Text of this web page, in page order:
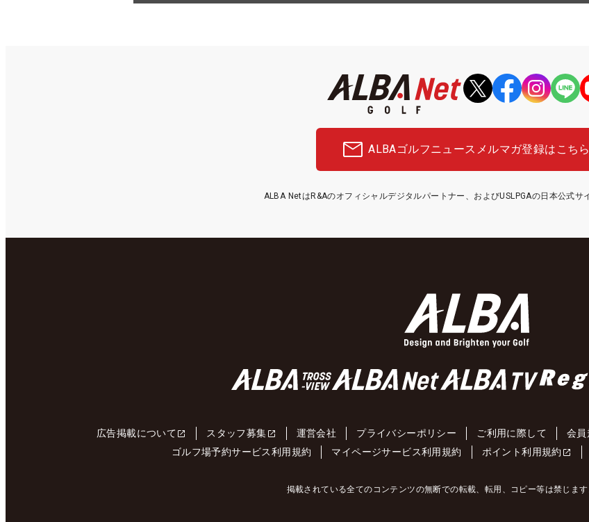
ALBAゴルフニュース メルマガ登録はこちら
ALBA NetはR&Aのオフィシャルデジタルパートナー、およびUSLPGAの日本公式サ
広告掲載について スタッフ募集 運営会社 プライバシーポリシー ご利用に際して 会員
ゴルフ場予約サービス利用規約
マイページサービス利用規約 ポイント利用規約
掲載されている全てのコンテンツの無断での転載、転用、コピー等は禁じま